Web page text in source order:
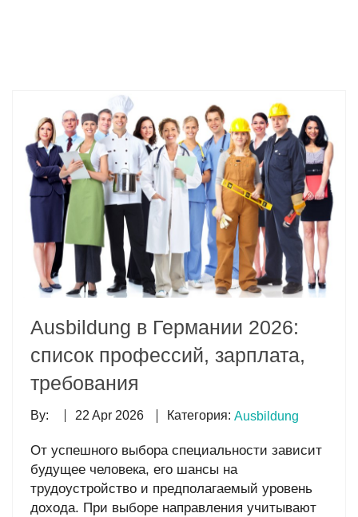
Ausbildung в Германии 2026:
список профессий, зарплата,
требования
By: 22 Apr 2026 Категория: Ausbildung
От успешного выбора специальности зависит
будущее человека, его шансы на
трудоустройство и предполагаемый уровень
дохода. При выборе направления учитывают